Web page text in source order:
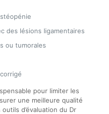
des lésions ligamentaires
ou tumorales
pour limiter les
une meilleure qualité
d’évaluation du Dr